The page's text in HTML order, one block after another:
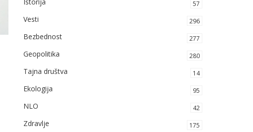
57
Vesti 296
Bezbednost 277
Geopolitika 280
Tajna društva 14
Ekologija 95
NLO 42
Zdravlje 175